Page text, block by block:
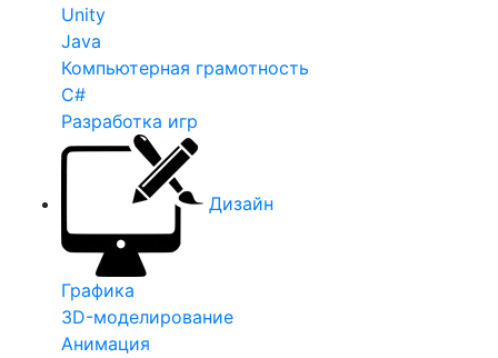
Unity
Java
Компьютерная грамотность
C#
Разработка игр
Дизайн
Графика
3D-моделирование
Анимация